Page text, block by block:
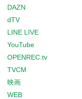
DAZN
dTV
LINE LIVE
YouTube
OPENREC.tv
TVCM
映画
WEB